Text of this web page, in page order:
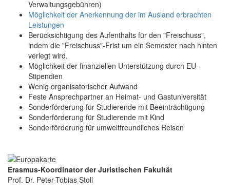
Verwaltungsgebühren)
Möglichkeit der Anerkennung der im Ausland erbrachten
Leistungen
Berücksichtigung des Aufenthalts für den "Freischuss",
indem die "Freischuss"-Frist um ein Semester nach hinten
verlegt wird.
Möglichkeit der finanziellen Unterstützung durch EU-
Stipendien
Wenig organisatorischer Aufwand
Feste Ansprechpartner an Heimat- und Gastuniversität
Sonderförderung für Studierende mit Beeinträchtigung
Sonderförderung für Studierende mit Kind
Sonderförderung für umweltfreundliches Reisen
Erasmus-Koordinator der Juristischen Fakultät
Prof. Dr. Peter-Tobias Stoll